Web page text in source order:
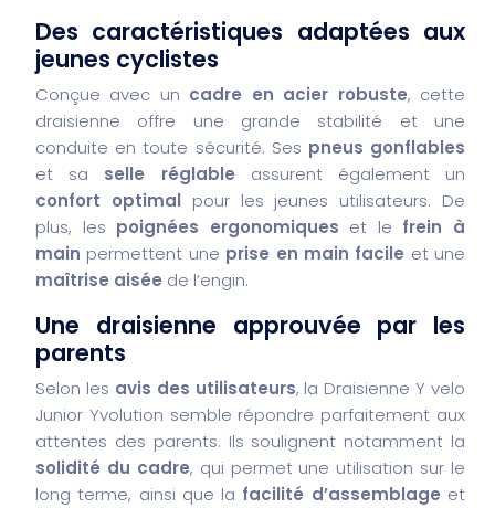
Des caractéristiques adaptées aux
jeunes cyclistes
Conçue avec un cadre en acier robuste, cette
draisienne offre une grande stabilité et une
conduite en toute sécurité. Ses pneus gonflables
et sa selle réglable assurent également un
confort optimal pour les jeunes utilisateurs. De
plus, les poignées ergonomiques et le frein à
main permettent une prise en main facile et une
maîtrise aisée de l’engin.
Une draisienne approuvée par les
parents
Selon les avis des utilisateurs, la Draisienne Y velo
Junior Yvolution semble répondre parfaitement aux
attentes des parents. Ils soulignent notamment la
solidité du cadre, qui permet une utilisation sur le
long terme, ainsi que la facilité d’assemblage et